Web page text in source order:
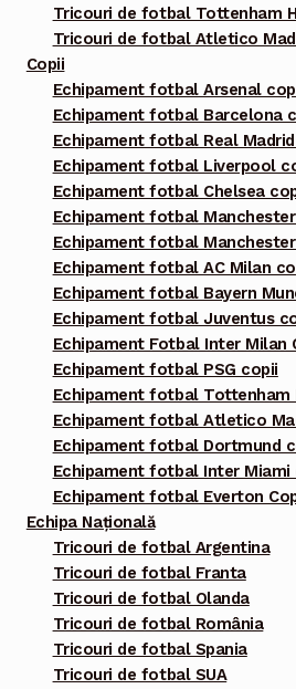
Tricouri de fotbal Tottenham
Tricouri de fotbal Atletico
Copii
Echipament fotbal Arsenal
Echipament fotbal Barcelona
Echipament fotbal Real
Echipament fotbal Liverpool
Echipament fotbal Chelsea
Echipament fotbal
Echipament fotbal
Echipament fotbal AC Milan
Echipament fotbal Bayern
Echipament fotbal Juventus
Echipament Fotbal Inter Milan
Echipament fotbal PSG copii
Echipament fotbal Tottenham
Echipament fotbal Atletico
Echipament fotbal Dortmund
Echipament fotbal Inter Miami
Echipament fotbal Everton
Echipa Națională
Tricouri de fotbal Argentina
Tricouri de fotbal Franta
Tricouri de fotbal Olanda
Tricouri de fotbal România
Tricouri de fotbal Spania
Tricouri de fotbal SUA